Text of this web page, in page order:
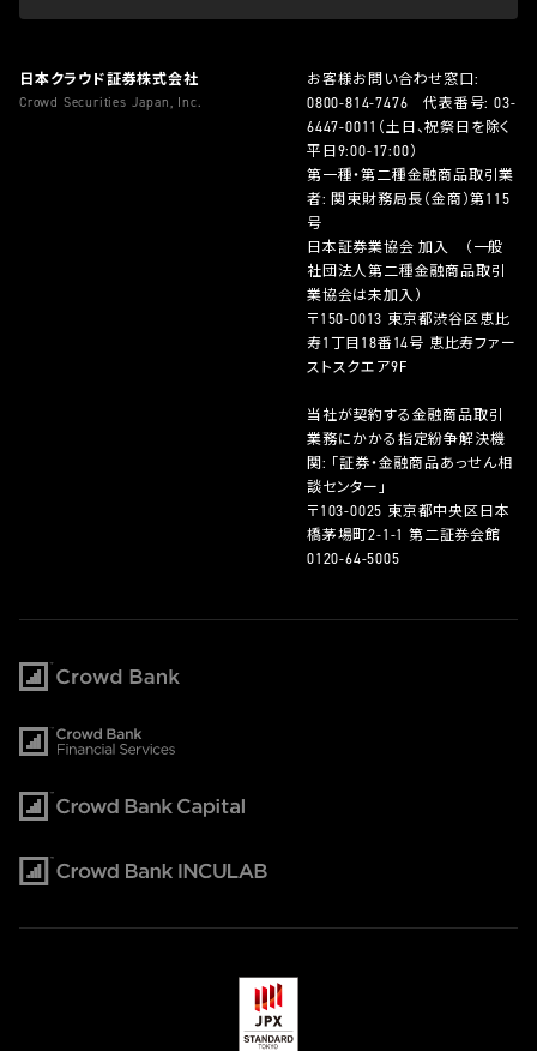
日本クラウド証券株式会社
Crowd Securities Japan, Inc.
お客様お問い合わせ窓口:
0800-814-7476 代表番号:03-
6447-0011 （土日、祝祭日を除く
平日9:00-17:00）
第一種・第二種金融商品取引業
者: 関東財務局長（金商）第115
号
日本証券業協会 加入 （一般
社団法人第二種金融商品取引
業協会は未加入）
〒150-0013 東京都渋谷区恵比
寿1丁目18番14号 恵比寿ファー
ストスクエア9F
当社が契約する金融商品取引
業務にかかる指定紛争解決機
関: 「証券・金融商品あっせん相
談センター」
〒103-0025 東京都中央区日本
橋茅場町2-1-1 第二証券会館
0120-64-5005